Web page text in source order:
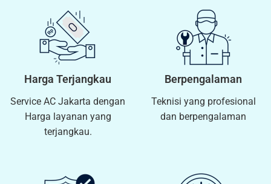
Harga Terjangkau
Service AC Jakarta dengan
Harga layanan yang
terjangkau.
Berpengalaman
Teknisi yang profesional
dan berpengalaman